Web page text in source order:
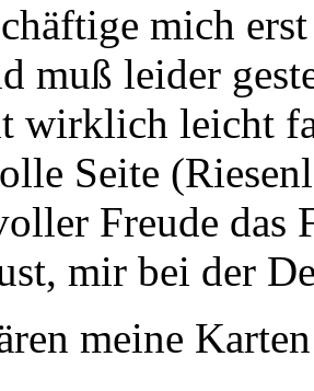
mich
muß leider
wirklich leicht
Seite
Freude
mir bei der
meine